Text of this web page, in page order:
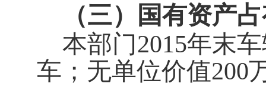
（三）国有资产
本部门2015年末
车；无单位价值200